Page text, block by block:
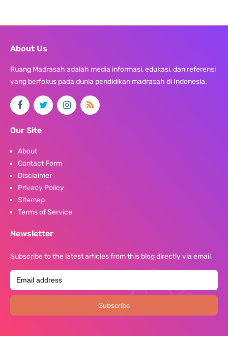
About Us
Ruang Madrasah adalah media informasi, edukasi, dan referensi
yang berfokus pada dunia pendidikan madrasah di Indonesia.
Our Site
About
Contact Form
Disclaimer
Privacy Policy
Sitemap
Terms of Service
Newsletter
Subscribe to the latest articles from this blog directly via email.